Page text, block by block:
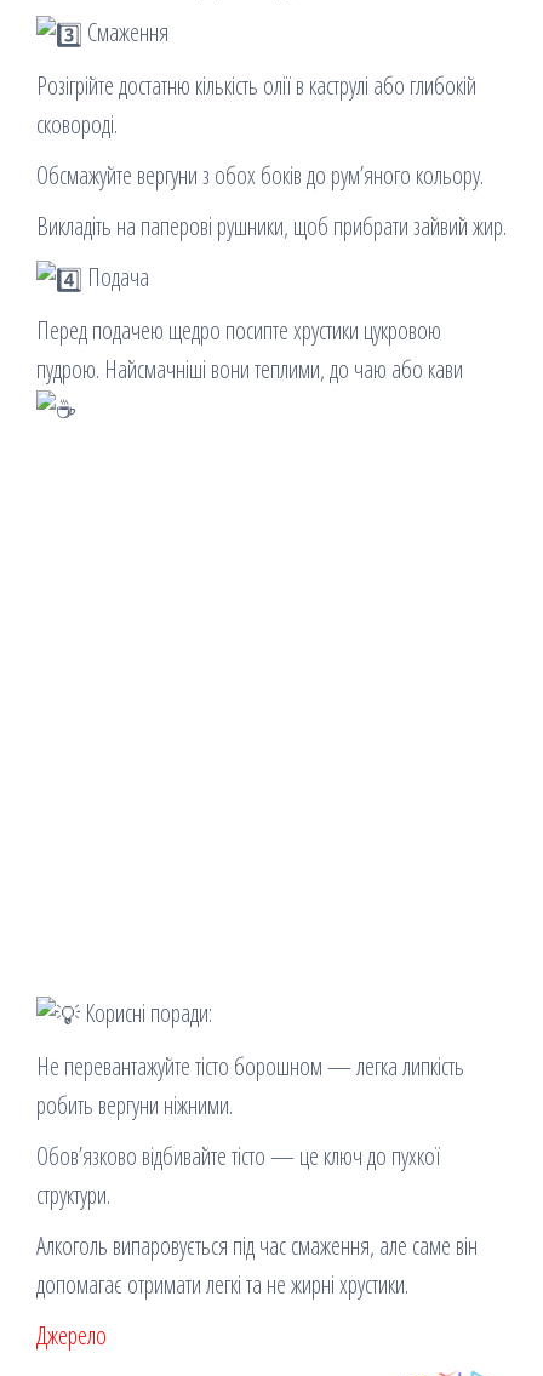
Смаження
Розігрійте достатню кількість олії в каструлі або глибокій
сковороді.
Обсмажуйте вергуни з обох боків до рум’яного кольору.
Викладіть на паперові рушники, щоб прибрати зайвий жир.
Подача
Перед подачею щедро посипте хрустики цукровою
пудрою. Найсмачніші вони теплими, до чаю або кави
Корисні поради:
Не перевантажуйте тісто борошном — легка липкість
робить вергуни ніжними.
Обов’язково відбивайте тісто — це ключ до пухкої
структури.
Алкоголь випаровується під час смаження, але саме він
допомагає отримати легкі та не жирні хрустики.
Джерело